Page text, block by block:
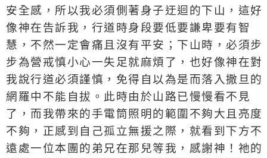
安全感，所以我必須側著身子迂迴的下山，這好
像神在告訴我，行道時身段要低要謙卑要有智
慧，不然一定會痛且沒有平安；下山時，必須步
步為營戒慎小心一失足就麻煩了，也好像神在對
我說行道必須謹慎，免得自以為是而落入撒旦的
網羅中不能自拔。此時由於山路已慢慢看不見
了，而我帶來的手電筒照明的範圍不夠大且亮度
不夠，正感到自己孤立無援之際，就看到下方不
遠處一位本團的弟兄在那兒等我，感謝神！祂的